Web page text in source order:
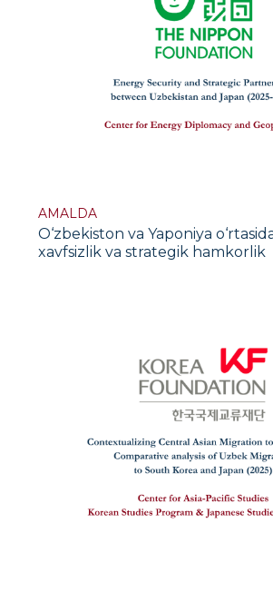
AMALDA
O‘zbekiston va Yaponiya
xavfsizlik va strategik hamkorlik